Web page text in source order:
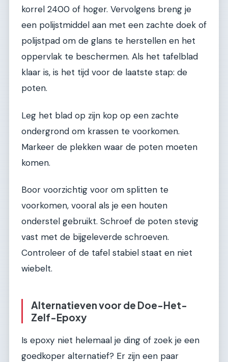
korrel 2400 of hoger. Vervolgens breng je
een polijstmiddel aan met een zachte doek of
polijstpad om de glans te herstellen en het
oppervlak te beschermen. Als het tafelblad
klaar is, is het tijd voor de laatste stap: de
poten.
Leg het blad op zijn kop op een zachte
ondergrond om krassen te voorkomen.
Markeer de plekken waar de poten moeten
komen.
Boor voorzichtig voor om splitten te
voorkomen, vooral als je een houten
onderstel gebruikt. Schroef de poten stevig
vast met de bijgeleverde schroeven.
Controleer of de tafel stabiel staat en niet
wiebelt.
Alternatieven voor de Doe-Het-
Zelf-Epoxy
Is epoxy niet helemaal je ding of zoek je een
goedkoper alternatief? Er zijn een paar